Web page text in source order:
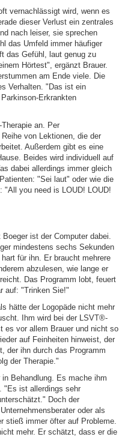
vernachlässigt wird, wenn es
dieser Verlust ein zentrales
nach leiser, sie sprechen
das Umfeld immer häufiger
das Gefühl, laut genug zu
Hörtest", ergänzt Brauer.
am Ende viele. Die
Verhalten. "Das ist ein
Erkrankten
an. Per
von Lektionen, die der
Außerdem gibt es eine
Beides wird individuell auf
dabei allerdings immer gleich
"Sei laut" oder wie die
"All you need is LOUD! LOUD!
ist der Computer dabei.
mindestens sechs Sekunden
für ihn. Er braucht mehrere
abzulesen, wie lange er
Das Programm lobt, feuert
auf: "Trinken Sie!"
hätte der Logopäde nicht mehr
Ihm wird bei der LSVT®-
es vor allem Brauer und nicht so
auf Feinheiten hinweist, der
der ihn durch das Programm
der Therapie."
Behandlung. Es mache ihm
"Es ist allerdings sehr
Doch der
oder als
stieß immer öfter auf Probleme.
mehr. Er schätzt, dass er die